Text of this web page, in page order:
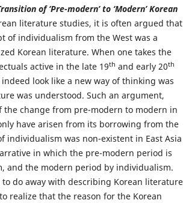
of ‘Pre-modern’ to ‘Modern’ Korean
literature studies, it is often argued that
of individualism from the West was a
Korean literature. When one takes the
active in the late 19th and early 20th
look like a new way of thinking was
was understood. Such an argument,
the change from pre-modern to modern in
have arisen from its borrowing from the
individualism was non-existent in East Asia
in which the pre-modern period is
and the modern period by individualism.
do away with describing Korean literature
realize that the reason for the Korean